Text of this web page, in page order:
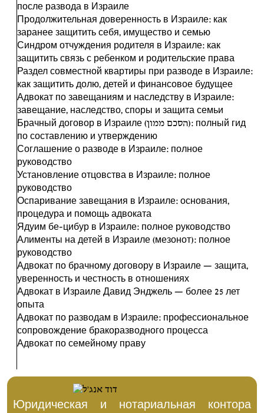
после развода в Израиле
Продолжительная доверенность в Израиле: как
заранее защитить себя, имущество и семью
Синдром отчуждения родителя в Израиле: как
защитить связь с ребенком и родительские права
Раздел совместной квартиры при разводе в Израиле:
как защитить долю, детей и финансовое будущее
Адвокат по завещаниям и наследству в Израиле:
завещание, наследство, споры и защита семьи
Брачный договор в Израиле (הסכם ממון): полный гид
по составлению и утверждению
Соглашение о разводе в Израиле: полное
руководство
Установление отцовства в Израиле: полное
руководство
Оспаривание завещания в Израиле: основания,
процедура и помощь адвоката
Ядуим бе-цибур в Израиле: полное руководство
Алименты на детей в Израиле (мезонот): полное
руководство
Адвокат по брачному договору в Израиле — защита,
уверенность и честность в отношениях
Адвокат в Израиле Давид Энджель — более 25 лет
опыта
Адвокат по разводам в Израиле: профессиональное
сопровождение бракоразводного процесса
Адвокат по семейному праву
Юридическая и нотариальная контора